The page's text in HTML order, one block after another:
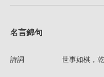
名言錦句
詩詞 世事如棋，